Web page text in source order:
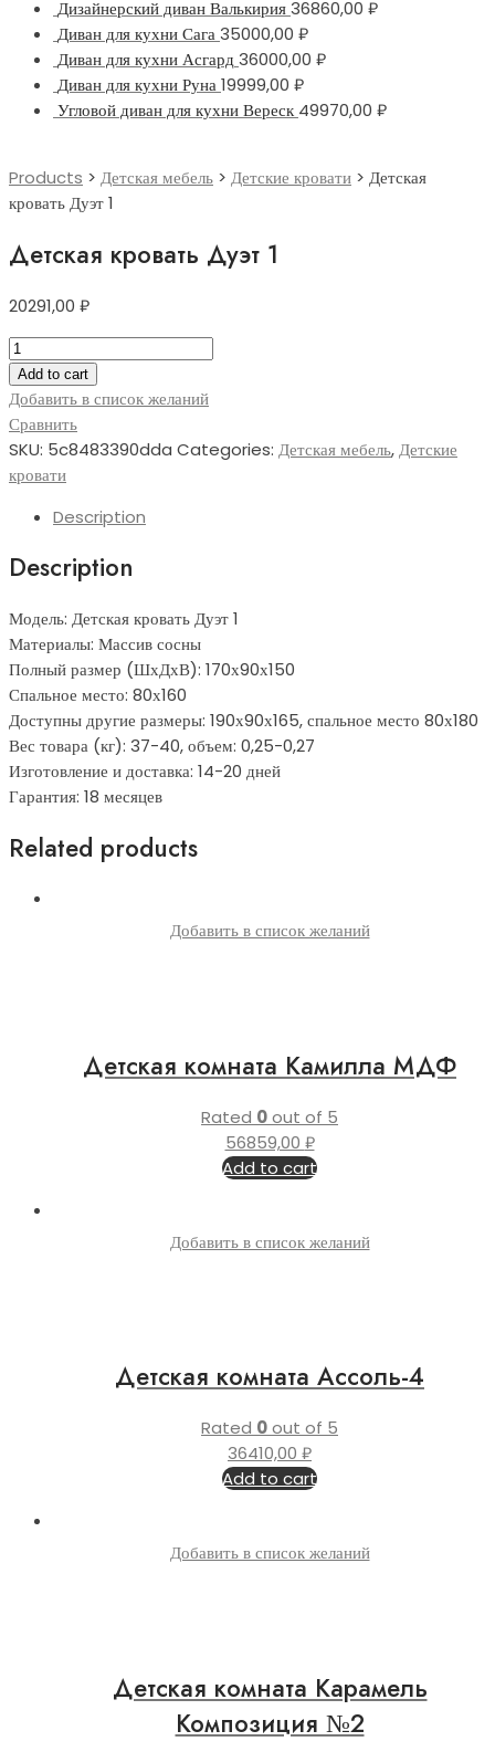
Дизайнерский диван Валькирия36860,00 ₽
Диван для кухни Сага35000,00 ₽
Диван для кухни Асгард36000,00 ₽
Диван для кухни Руна19999,00 ₽
Угловой диван для кухни Вереск 49970,00 ₽
Products > Детская мебель > Детские кровати > Детская
кровать Дуэт 1
Детская кровать Дуэт 1
20291,00 ₽
Детская
кровать
Дуэт
1
quantity
Add to cart
Добавить в список желаний
Сравнить
SKU: 5c8483390dda Categories: Детская мебель,Детские
кровати
Description
Description
Модель: Детская кровать Дуэт 1
Материалы: Массив сосны
Полный размер (ШхДхВ): 170х90х150
Спальное место: 80х160
Доступны другие размеры: 190х90х165, спальное место 80х180
Вес товара (кг): 37-40, объем: 0,25-0,27
Изготовление и доставка: 14-20 дней
Гарантия: 18 месяцев
Related products
Добавить в список желаний
Детская комната Камилла МДФ
Rated 0out of 5
56859,00 ₽
Add to cart
Добавить в список желаний
Детская комната Ассоль-4
Rated 0out of 5
36410,00 ₽
Add to cart
Добавить в список желаний
Детская комната Карамель
Композиция №2